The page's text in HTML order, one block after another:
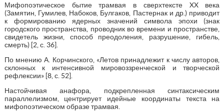
Мифопоэтическое бытие трамвая в сверхтексте XX века
(Замятин, Гумилев, Набоков, Булгаков, Пастернак и др.) приводит
к формированию ядерных значений символа эпохи (знак
городского пространства, проводник во времени и пространстве,
свидетель жизни, способ преодоления, разрушение, гибель,
смерть) [2, с. 36].
По мнению А. Корчинского, «Летов принадлежит к числу авторов,
склонных к интенсивной мировоззренческой и творческой
рефлексии» [8, с. 52].
Настойчивая анафора, подкрепленная синтаксическим
параллелизмом, центрирует идейные координаты текста на
мифопоэтическом образе трамвая.